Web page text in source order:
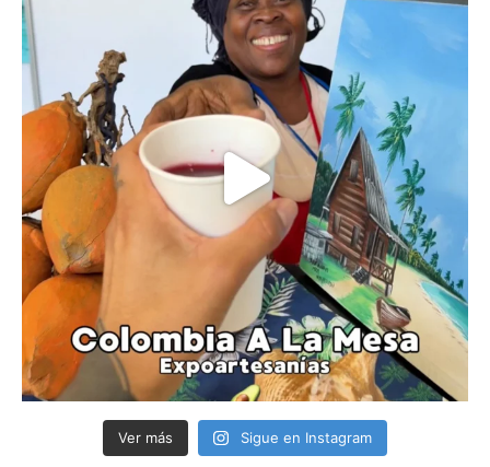
Ver más Sigue en Instagram